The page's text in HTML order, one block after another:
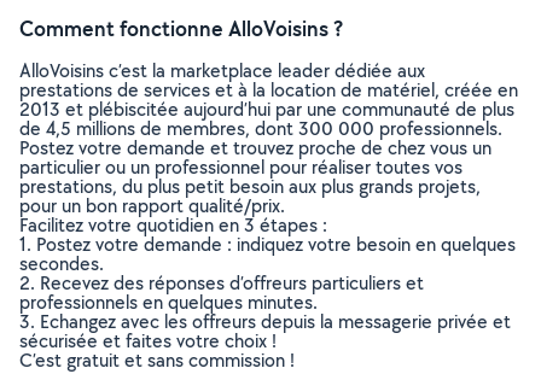
Comment fonctionne AlloVoisins ?
AlloVoisins c’est la marketplace leader dédiée aux
prestations de services et à la location de matériel, créée en
2013 et plébiscitée aujourd’hui par une communauté de plus
de 4,5 millions de membres, dont 300 000 professionnels.
Postez votre demande et trouvez proche de chez vous un
particulier ou un professionnel pour réaliser toutes vos
prestations, du plus petit besoin aux plus grands projets,
pour un bon rapport qualité/prix.
Facilitez votre quotidien en 3 étapes :
1. Postez votre demande : indiquez votre besoin en quelques
secondes.
2. Recevez des réponses d’offreurs particuliers et
professionnels en quelques minutes.
3. Echangez avec les offreurs depuis la messagerie privée et
sécurisée et faites votre choix !
C’est gratuit et sans commission !